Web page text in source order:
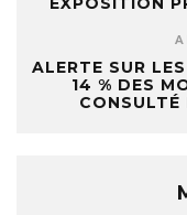
ALERTE SUR
14 % DES
CONSULTÉ